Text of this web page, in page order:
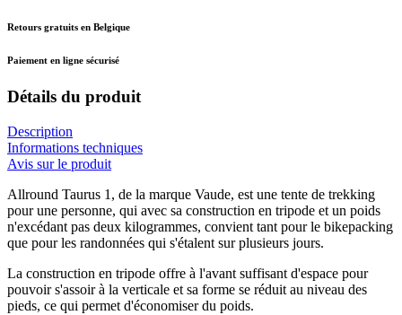
Retours gratuits en Belgique
Paiement en ligne sécurisé
Détails du produit
Description
Informations techniques
Avis sur le produit
Allround Taurus 1, de la marque Vaude, est une tente de trekking
pour une personne, qui avec sa construction en tripode et un poids
n'excédant pas deux kilogrammes, convient tant pour le bikepacking
que pour les randonnées qui s'étalent sur plusieurs jours.
La construction en tripode offre à l'avant suffisant d'espace pour
pouvoir s'assoir à la verticale et sa forme se réduit au niveau des
pieds, ce qui permet d'économiser du poids.